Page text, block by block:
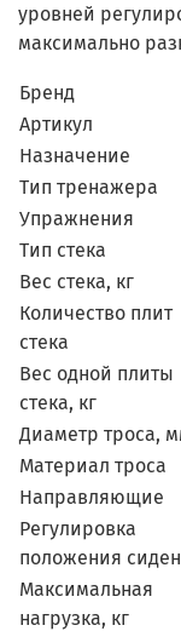
уровней
максимально
Бренд
Артикул
Назначение
Тип тренажера
Упражнения
Тип стека
Вес стека, кг
Количество плит
стека
Вес одной плиты
стека, кг
Диаметр троса,
Материал троса
Направляющие
Регулировка
положения
Максимальная
нагрузка, кг